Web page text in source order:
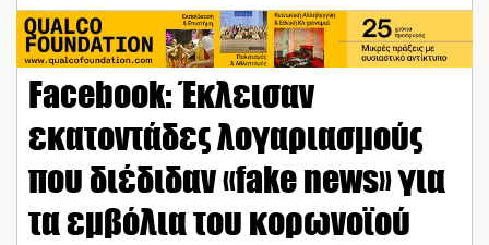
Facebook: Έκλεισαν
εκατοντάδες λογαριασμούς
που διέδιδαν «fake news» για
τα εμβόλια του κορωνοϊού